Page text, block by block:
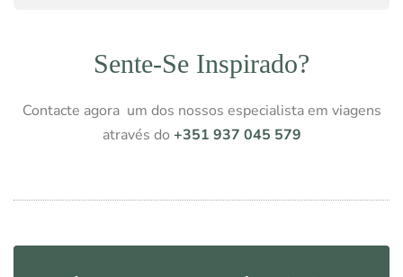
Sente-Se Inspirado?
Contacte agora um dos nossos especialista em viagens
através do +351 937 045 579